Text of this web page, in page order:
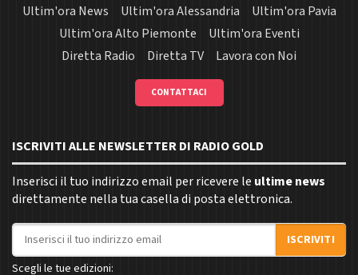
Ultim'ora News
Ultim'ora Alessandria
Ultim'ora Pavia
Ultim'ora Alto Piemonte
Ultim'ora Eventi
Diretta Radio
Diretta TV Lavora con Noi
CONTATTACI
ISCRIVITI ALLE NEWSLETTER DI RADIO GOLD
Inserisci il tuo indirizzo email per ricevere le ultime news
direttamente nella tua casella di posta elettronica.
Indirizzo email
ISCRIVITI
Scegli le tue edizioni: